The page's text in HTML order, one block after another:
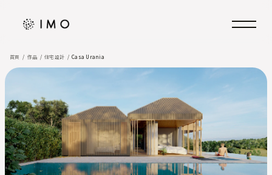
首頁 作品 住宅設計 Casa Urania